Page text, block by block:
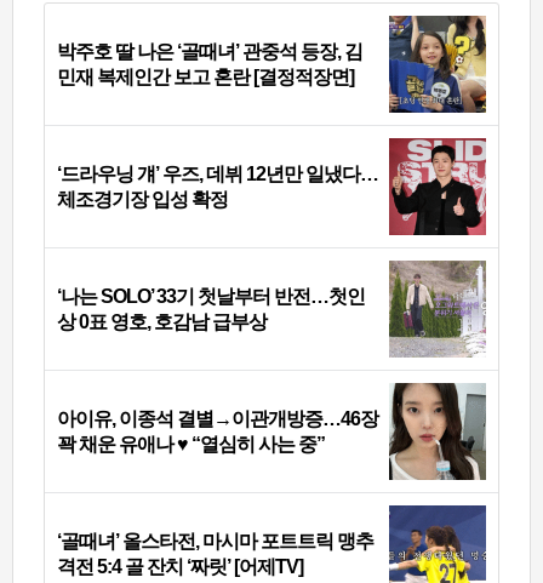
박주호 딸 나은 ‘골때녀’ 관중석 등장, 김
민재 복제인간 보고 혼란 [결정적장면]
‘드라우닝 걔’ 우즈, 데뷔 12년만 일냈다…
체조경기장 입성 확정
‘나는 SOLO’ 33기 첫날부터 반전…첫인
상 0표 영호, 호감남 급부상
아이유, 이종석 결별→이관개방증…46장
꽉 채운 유애나 ♥ “열심히 사는 중”
‘골때녀’ 올스타전, 마시마 포트트릭 맹추
격전 5:4 골 잔치 ‘짜릿’ [어제TV]